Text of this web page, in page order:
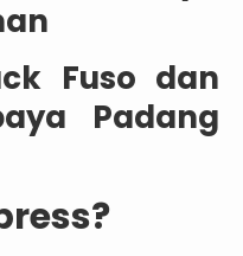
Fuso dan
Padang